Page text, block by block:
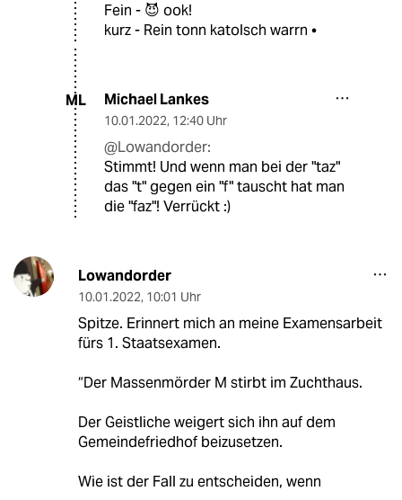
Fein - 😈 ook!
kurz - Rein tonn katolsch warrn •
ML Michael Lankes
10.01.2022, 12:40 Uhr
@Lowandorder:
Stimmt! Und wenn man bei der "taz"
das "t" gegen ein "f" tauscht hat man
die "faz"! Verrückt :)
Lowandorder
10.01.2022, 10:01 Uhr
Spitze. Erinnert mich an meine Examensarbeit
fürs 1. Staatsexamen.
“Der Massenmörder M stirbt im Zuchthaus.
Der Geistliche weigert sich ihn auf dem
Gemeindefriedhof beizusetzen.
Wie ist der Fall zu entscheiden, wenn